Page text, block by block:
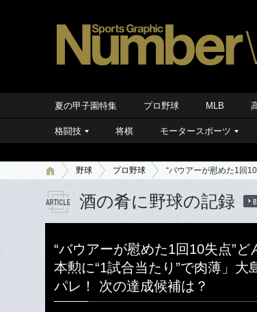
夏の甲子園特集 プロ野球 MLB
格闘技 将棋 モータースポーツ
野球 プロ野球 “バウアーが慰めた1回
酒の肴に野球の記録
“バウアーが慰めた1回10失点”
本勲に“1試合当たり”で肉薄」大
パレ！ 次の達成候補は？